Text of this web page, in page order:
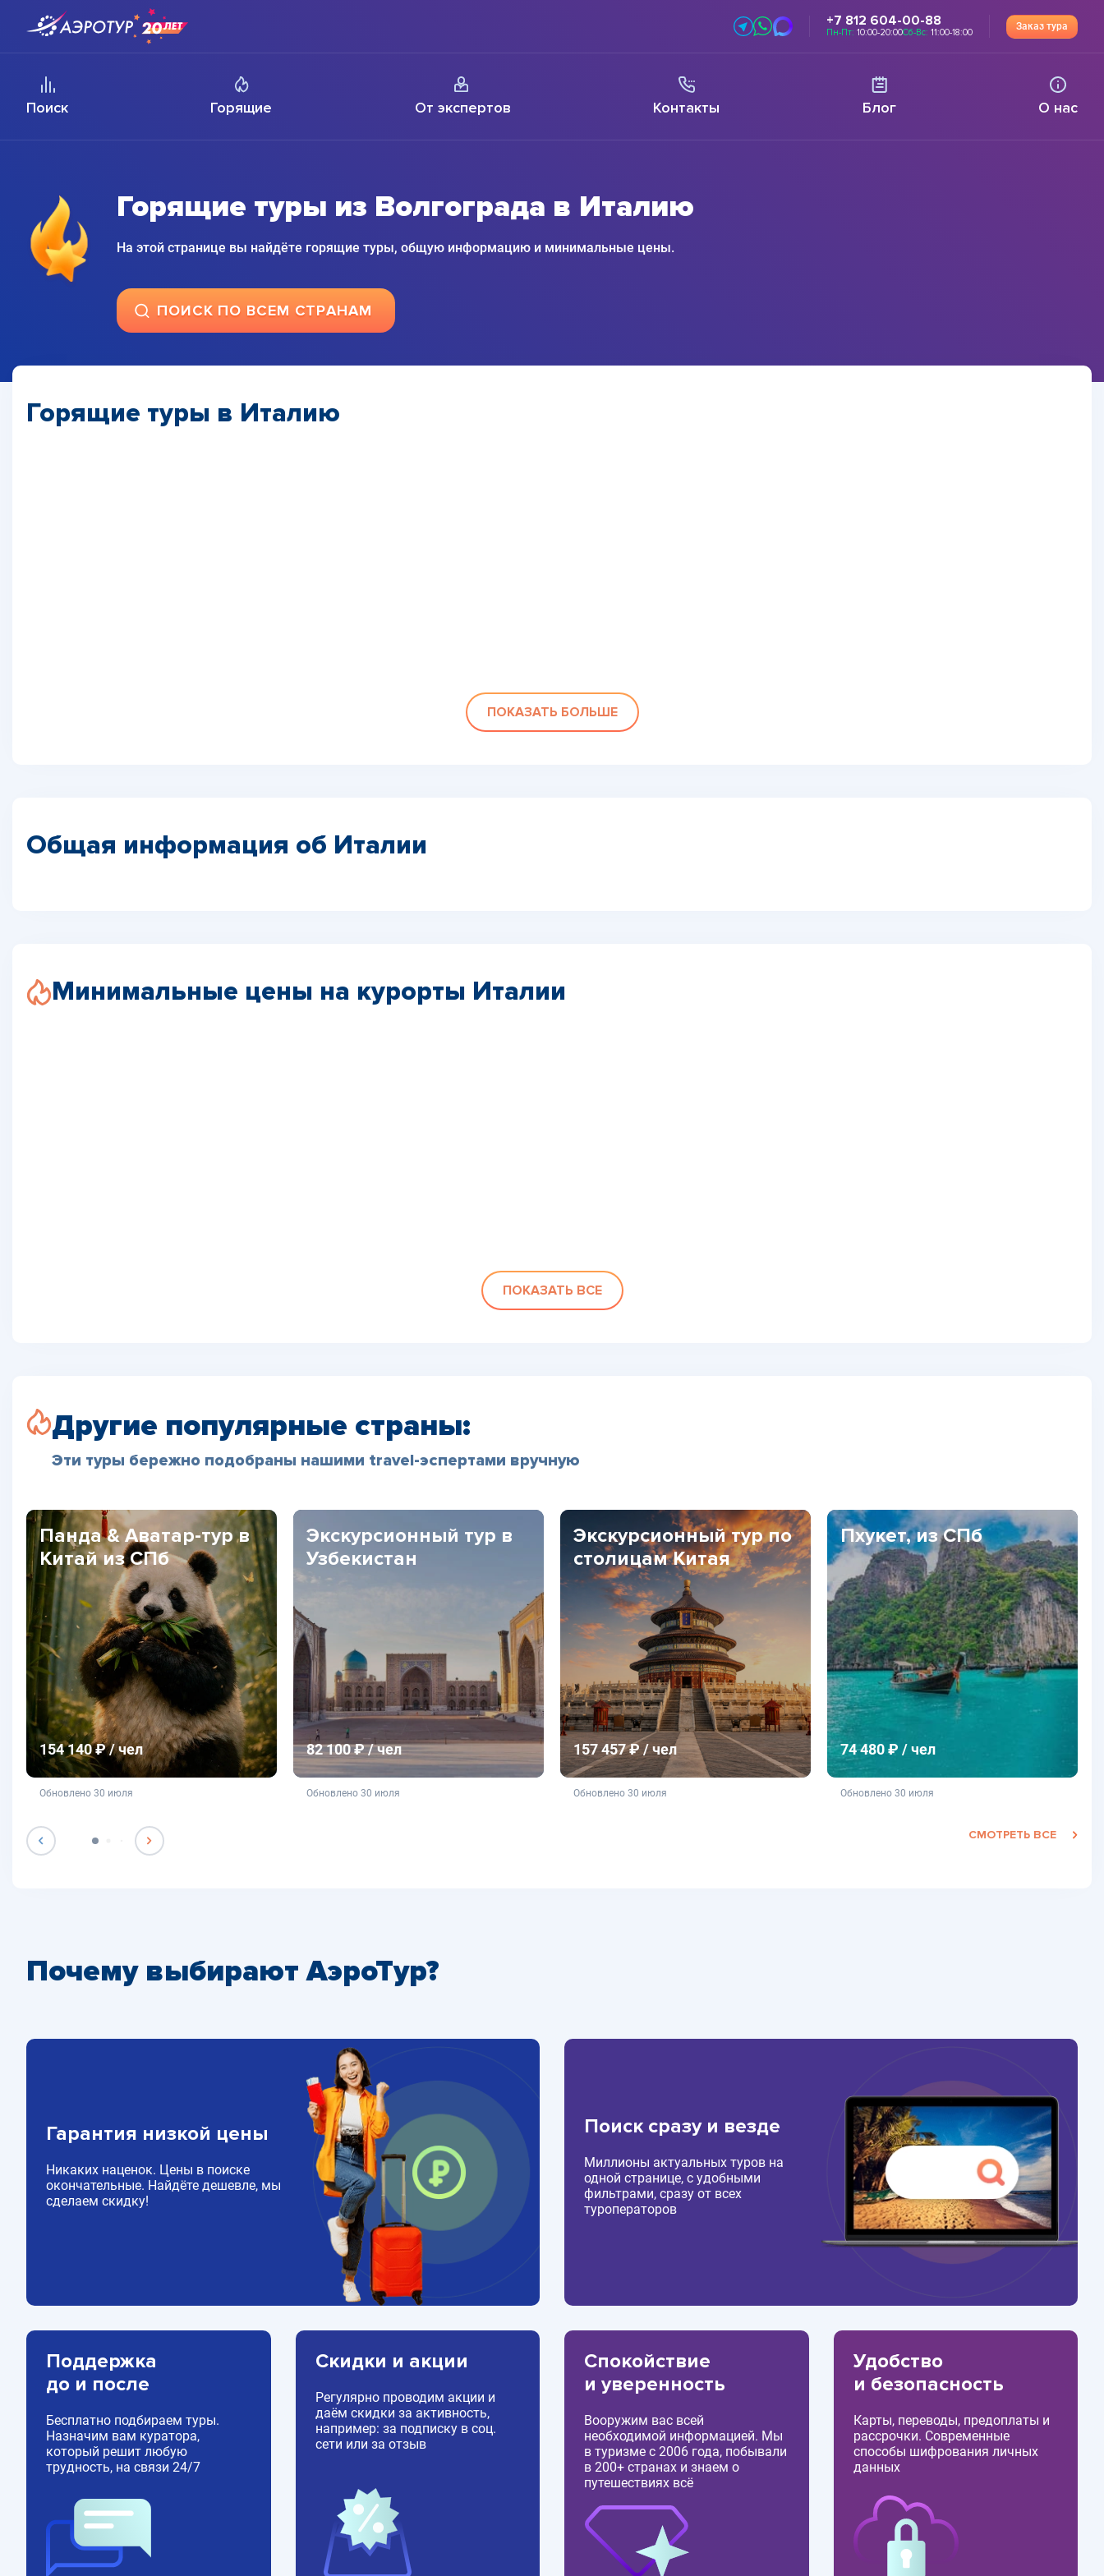
+7 812 604-00-88
Пн-Пт: 10:00-20:00Сб-Вс: 11:00-18:00
Заказ тура
Поиск Горящие От экспертов Контакты Блог О нас
Горящие туры из Волгограда в Италию
На этой странице вы найдёте горящие туры, общую информацию и минимальные цены.
ПОИСК ПО ВСЕМ СТРАНАМ
Горящие туры в Италию
ПОКАЗАТЬ БОЛЬШЕ
Общая информация об Италии
Минимальные цены на курорты Италии
ПОКАЗАТЬ ВСЕ
Другие популярные страны:
Эти туры бережно подобраны нашими travel-эспертами вручную
Панда & Аватар-тур в
Китай из СПб
154 140 ₽ / чел
не является публичной офертой
Обновлено 30 июля
Экскурсионный тур в
Узбекистан
82 100 ₽ / чел
не является публичной офертой
Обновлено 30 июля
Экскурсионный тур по
столицам Китая
157 457 ₽ / чел
не является публичной офертой
Обновлено 30 июля
Пхукет, из СПб
74 480 ₽ / чел
не является публичной офертой
Обновлено 30 июля
СМОТРЕТЬ ВСЕ
Почему выбирают АэроТур?
Гарантия низкой цены
Никаких наценок. Цены в поиске
окончательные. Найдёте дешевле, мы
сделаем скидку!
Поиск сразу и везде
Миллионы актуальных туров на
одной странице, с удобными
фильтрами, сразу от всех
туроператоров
Поддержка
до и после
Бесплатно подбираем туры.
Назначим вам куратора,
который решит любую
трудность, на связи 24/7
Скидки и акции
Регулярно проводим акции и
даём скидки за активность,
например: за подписку в соц.
сети или за отзыв
Спокойствие
и уверенность
Вооружим вас всей
необходимой информацией. Мы
в туризме с 2006 года, побывали
в 200+ странах и знаем о
путешествиях всё
Удобство
и безопасность
Карты, переводы, предоплаты и
рассрочки. Современные
способы шифрования личных
данных